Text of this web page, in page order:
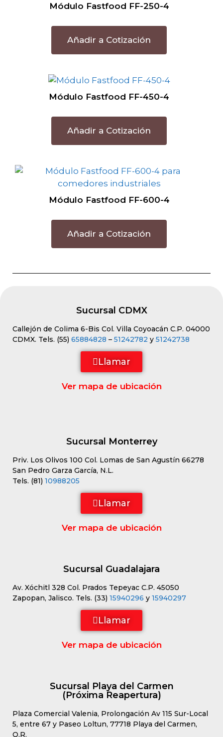
Módulo Fastfood FF-250-4
Añadir a Cotización
Módulo Fastfood FF-450-4
Añadir a Cotización
Módulo Fastfood FF-600-4
Añadir a Cotización
Sucursal CDMX
Callejón de Colima 6-Bis Col. Villa Coyoacán C.P. 04000
CDMX. Tels. (55) 65884828 – 51242782 y 51242738
Llamar
Ver mapa de ubicación
Sucursal Monterrey
Priv. Los Olivos 100 Col. Lomas de San Agustín 66278
San Pedro Garza García, N.L.
Tels. (81) 10988205
Llamar
Ver mapa de ubicación
Sucursal Guadalajara
Av. Xóchitl 328 Col. Prados Tepeyac C.P. 45050
Zapopan, Jalisco. Tels. (33) 15940296 y 15940297
Llamar
Ver mapa de ubicación
Sucursal Playa del Carmen
(Próxima Reapertura)
Plaza Comercial Valenia, Prolongación Av 115 Sur-Local
5, entre 67 y Paseo Loltun, 77718 Playa del Carmen,
Q.R.